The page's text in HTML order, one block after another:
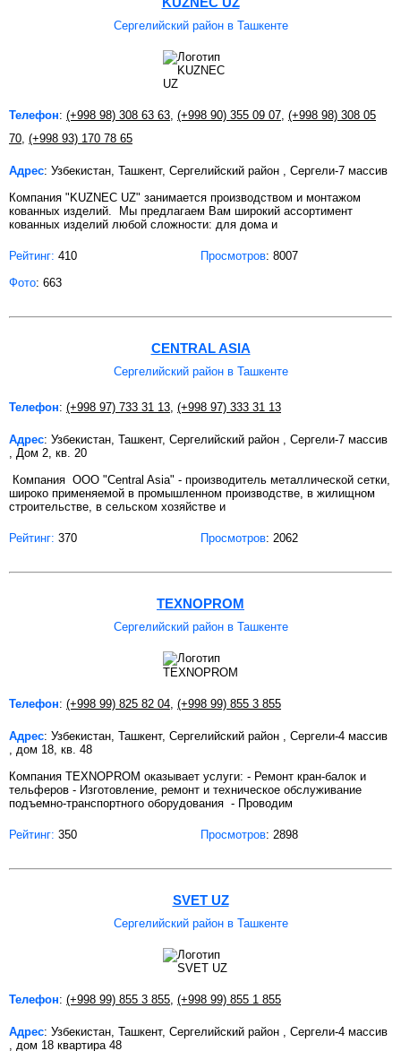
Сергелийский район в Ташкенте
Телефон: (+998 98) 308 63 63 (+998 90) 355 09 07 (+998 98) 308 05
70 (+998 93) 170 78 65
Адрес: Узбекистан, Ташкент, Сергелийский район , Сергели-7 массив
Компания "KUZNEC UZ" занимается производством и монтажом
кованных изделий. Мы предлагаем Вам широкий ассортимент
кованных изделий любой сложности: для дома и
Рейтинг: 410 Просмотров: 8007
Фото: 663
CENTRAL ASIA
Сергелийский район в Ташкенте
Телефон: (+998 97) 733 31 13 (+998 97) 333 31 13
Адрес: Узбекистан, Ташкент, Сергелийский район , Сергели-7 массив
, Дом 2, кв. 20
Компания OOO "Central Asia" - производитель металлической сетки,
широко применяемой в промышленном производстве, в жилищном
строительстве, в сельском хозяйстве и
Рейтинг: 370 Просмотров: 2062
TEXNOPROM
Сергелийский район в Ташкенте
Телефон: (+998 99) 825 82 04 (+998 99) 855 3 855
Адрес: Узбекистан, Ташкент, Сергелийский район , Сергели-4 массив
, дом 18, кв. 48
Компания TEXNOPROM оказывает услуги: - Ремонт кран-балок и
тельферов - Изготовление, ремонт и техническое обслуживание
подъемно-транспортного оборудования - Проводим
Рейтинг: 350 Просмотров: 2898
SVET UZ
Сергелийский район в Ташкенте
Телефон: (+998 99) 855 3 855 (+998 99) 855 1 855
Адрес: Узбекистан, Ташкент, Сергелийский район , Сергели-4 массив
, дом 18 квартира 48